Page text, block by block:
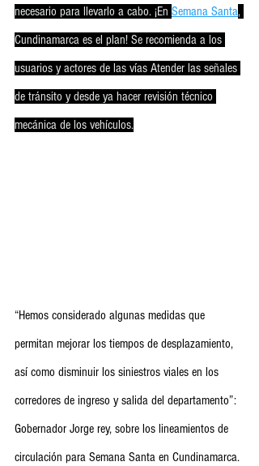
necesario para llevarlo a cabo. ¡En Semana Santa,
Cundinamarca es el plan! Se recomienda a los
usuarios y actores de las vías Atender las señales
de tránsito y desde ya hacer revisión técnico
mecánica de los vehículos.
“Hemos considerado algunas medidas que
permitan mejorar los tiempos de desplazamiento,
así como disminuir los siniestros viales en los
corredores de ingreso y salida del departamento”:
Gobernador Jorge rey, sobre los lineamientos de
circulación para Semana Santa en Cundinamarca.